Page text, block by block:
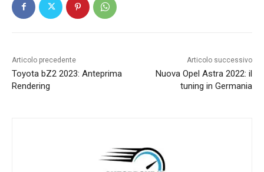
Articolo precedente
Toyota bZ2 2023: Anteprima
Rendering
Articolo successivo
Nuova Opel Astra 2022: il
tuning in Germania